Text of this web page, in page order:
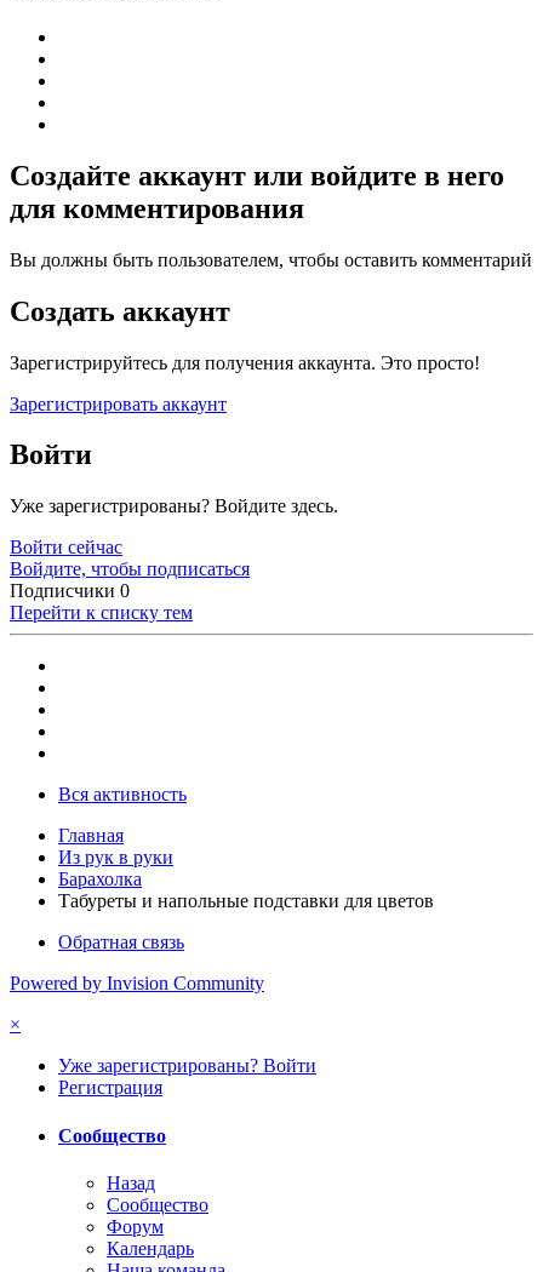
Создайте аккаунт или войдите в него
для комментирования
Вы должны быть пользователем, чтобы оставить комментарий
Создать аккаунт
Зарегистрируйтесь для получения аккаунта. Это просто!
Зарегистрировать аккаунт
Войти
Уже зарегистрированы? Войдите здесь.
Войти сейчас
Войдите, чтобы подписаться
Подписчики 0
Перейти к списку тем
Вся активность
Главная
Из рук в руки
Барахолка
Табуреты и напольные подставки для цветов
Обратная связь
Powered by Invision Community
×
Уже зарегистрированы? Войти
Регистрация
Сообщество
Назад
Сообщество
Форум
Календарь